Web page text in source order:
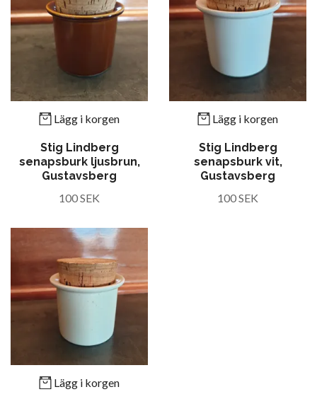
Lägg i korgen
Stig Lindberg
senapsburk ljusbrun,
Gustavsberg
100 SEK
Lägg i korgen
Stig Lindberg
senapsburk vit,
Gustavsberg
100 SEK
Lägg i korgen